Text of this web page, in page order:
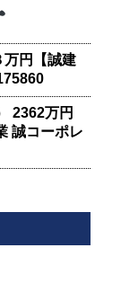
万円【誠建
2362万円
誠コーポレ